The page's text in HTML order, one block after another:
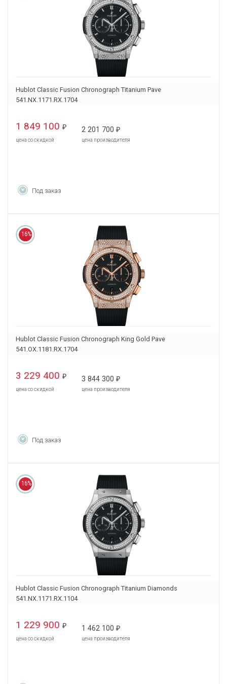
Hublot Classic Fusion Chronograph Titanium Pave
541.NX.1171.RX.1704
1 849 100 ₽
цена со скидкой
2 201 700 ₽
цена производителя
Под заказ
16%
Hublot Classic Fusion Chronograph King Gold Pave
541.OX.1181.RX.1704
3 229 400 ₽
цена со скидкой
3 844 300 ₽
цена производителя
Под заказ
16%
Hublot Classic Fusion Chronograph Titanium Diamonds
541.NX.1171.RX.1104
1 229 900 ₽
цена со скидкой
1 462 100 ₽
цена производителя